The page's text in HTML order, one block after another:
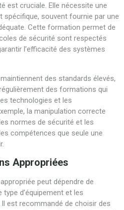
est cruciale. Elle nécessite une
souvent fournie par une
Cette formation permet de
de sécurité sont respectés
l’efficacité des systèmes
des standards élevés,
des formations qui
technologies et les
la manipulation correcte
normes de sécurité et les
compétences que seule une
Appropriées
peut dépendre de
d’équipement et les
est recommandé de choisir des